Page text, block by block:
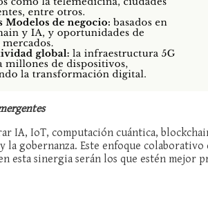
IoT, computación cuántica,
la gobernanza. Este enfoque
esta sinergia serán los que estén mejor